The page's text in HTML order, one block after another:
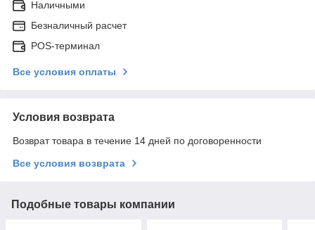
Наличными
Безналичный расчет
POS-терминал
Все условия оплаты
Условия возврата
Возврат товара в течение 14 дней по договоренности
Все условия возврата
Подобные товары компании